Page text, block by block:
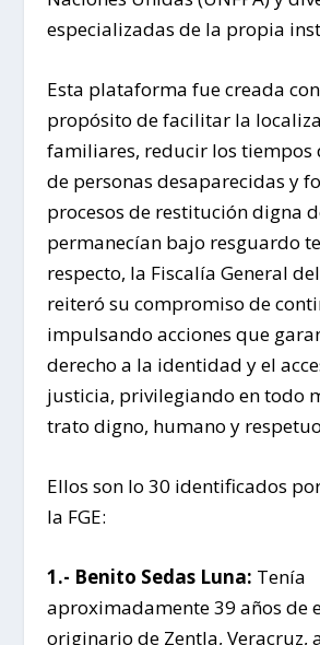
especializadas de la propia
Esta plataforma fue creada
propósito de facilitar la
familiares, reducir los tiempos
de personas desaparecidas y
procesos de restitución digna
permanecían bajo resguardo
respecto, la Fiscalía General
reiteró su compromiso de
impulsando acciones que
derecho a la identidad y el
justicia, privilegiando en todo
trato digno, humano y
Ellos son lo 30 identificados
la FGE:
1.- Benito Sedas Luna: Tenía
aproximadamente 39 años de
originario de Zentla, Veracruz,